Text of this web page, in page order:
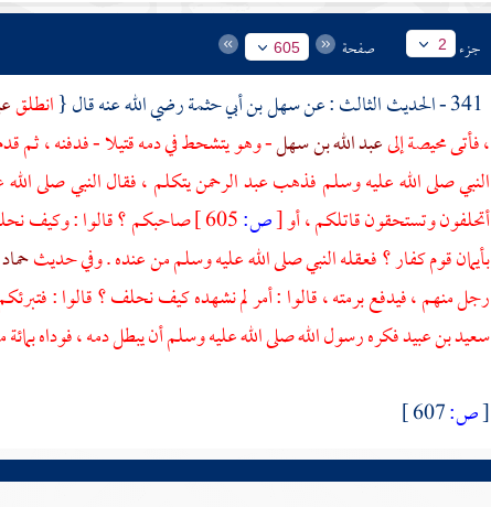
جزء 2 صفحة 605
سهل بن أبي حثمةرضي الله عنه قال {انطلق
، فأتىمحيصةإلىعبد الله بن سهل- وهو يتشحط في دمه قتيلا - فدفنه ، ثم
النبي صلى الله عليه وسلم فذهبعبد الرحمنيتكلم ، فقال النبي صلى
أتحلفون وتستحقون قاتلكم ، أو[ص:
صاحبكم ؟ قالوا : وكيف
بأيمان قوم كفار ؟ فعقله النبي صلى الله عليه وسلم من عنده . وفي حديث
رجل منهم ، فيدفع برمته ، قالوا : أمر لم نشهده كيف نحلف ؟ قالوا :
سعيد بن عبيدفكره رسول الله صلى الله عليه وسلم أن يبطل دمه ، فوداه
[ص: